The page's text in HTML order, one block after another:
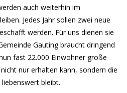
auch weiterhin im
Jedes Jahr sollen zwei neue
werden. Für uns dienen sie
Gauting braucht dringend
fast 22.000 Einwohner große
nur erhalten kann, sondern die
bleibt.